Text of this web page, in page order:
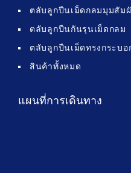
ตลับลูกปืนเม็ดกลมมุมสัม
ตลับลูกปืนกันรุนเม็ดกลม
ตลับลูกปืนเม็ดทรงกระบอ
สินค้าทั้งหมด
แผนที่การเดินทาง